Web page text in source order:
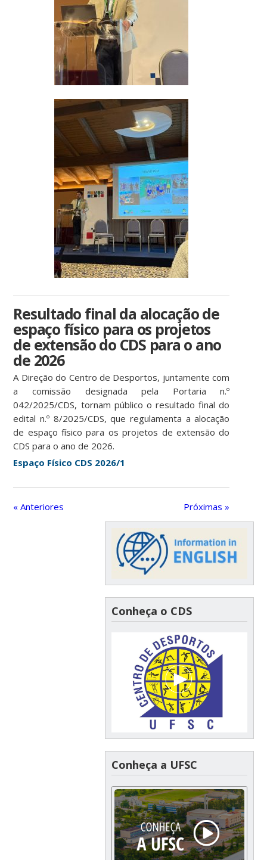
Resultado final da alocação de
espaço físico para os projetos
de extensão do CDS para o ano
de 2026
A Direção do Centro de Desportos, juntamente com
a comissão designada pela Portaria n.º
042/2025/CDS, tornam público o resultado final do
edital n.º 8/2025/CDS, que regulamenta a alocação
de espaço físico para os projetos de extensão do
CDS para o ano de 2026.
Espaço Físico CDS 2026/1
« Anteriores Próximas »
Conheça o CDS
Conheça a UFSC